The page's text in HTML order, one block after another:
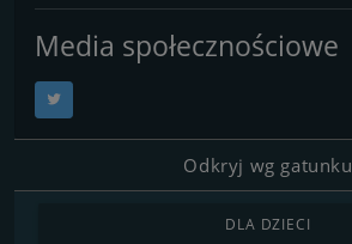
Media społecznościowe
Odkryj wg gatunku
DLA DZIECI